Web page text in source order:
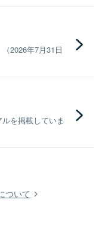
2026年7月31日
を掲載していま
ついて